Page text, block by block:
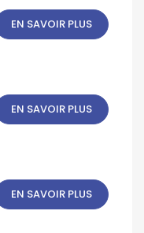
EN SAVOIR PLUS
EN SAVOIR PLUS
EN SAVOIR PLUS